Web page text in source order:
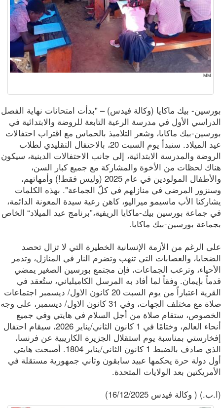
بيك ماكايا (وكالة فيدس) – "بدأت امتحانات نهاية الفصل
الأول في مدرسة الرعية التابعة للروضة والابتدائية في
بيك ماكايا، وشعر التلاميذ بالحماس مع اقتراب احتفالات
عيد الميلاد. سنبدأ يوم السبت 20، بالاحتفال التقليدي لطلاب
والمدرسة الابتدائية، إلى جانب الاحتفالات الدينية، سيكون
لحظات من الأخوة والمشاركة مع جميع كبار السن،
والأطفال المولودين في عام 2025 (وليس فقط!) وأمهاتهم،
المرضى في منازلهم في كلّ الجماعة". بهذه الكلمات
الأب ماسيمو ميراليو، كاهن رعية سيدة المعونة الدائمة،
جماعة بورسين بيك-ماكايا الريفية،”برنامج عيد الميلاد“ الخاص
بورسين-بيك ماكايا.
الرغم من الأزمة الإنسانية الخطيرة التي لا تزال تحصد
والعصابات التي تنهب وتضرم النار في المنازل، وتدمر
وترعب الجماعات، فإن مجتمع بورسين الصغير يمضي
بإيمان. وفقاً لما أفاد به المرسل الكاميلياني، ستُعقد في
القرية اعتباراً من يوم السبت 20 كانون الاول/ ديسمبر اجتماعات
صلاة مع مختلف الجهات، وفي 31 كانون الاول/ ديسمبر، على وجه
ستقام صلاة من أجل السلام في هايتي وفي جميع
أنحاء العالم، وختامًا في 1 كانون الثاني/يناير 2026، سيقام احتفال
بمناسبة يوم استقلال الجزيرة الكاريبية عن فرنسا،
الذي صادف بالضبط 1 كانون الثاني/يناير 1804. أصبحت هايتي
دولة حرة يحكمها عبيد سابقون وثاني جمهورية مستقلة في
بعد الولايات المتحدة.
( وكالة فيدس 16/12/2025)